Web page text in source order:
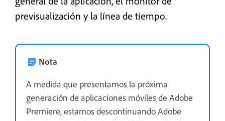
previsualización y la línea de tiempo.
Nota
A medida que presentamos la próxima
generación de aplicaciones móviles de Adobe
Premiere, estamos descontinuando Adobe